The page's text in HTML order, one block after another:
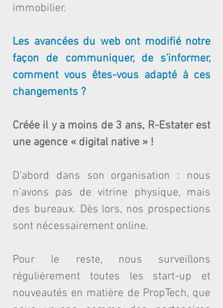
immobilier.
Les avancées du web ont modifié notre
façon de communiquer, de s’informer,
comment vous êtes-vous adapté à ces
changements ?
Créée il y a moins de 3 ans, R-Estater est
une agence « digital native » !
D’abord dans son organisation : nous
n’avons pas de vitrine physique, mais
des bureaux. Dès lors, nos prospections
sont nécessairement online.
Pour le reste, nous surveillons
régulièrement toutes les start-up et
nouveautés en matière de PropTech, que